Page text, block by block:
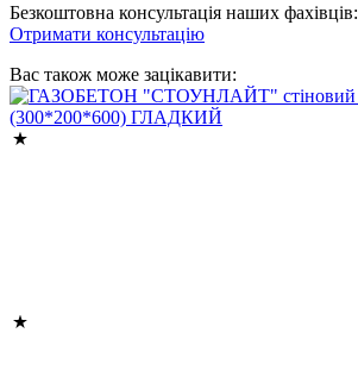
Безкоштовна консультація наших фахівців:
Отримати консультацію
Вас також може зацікавити: